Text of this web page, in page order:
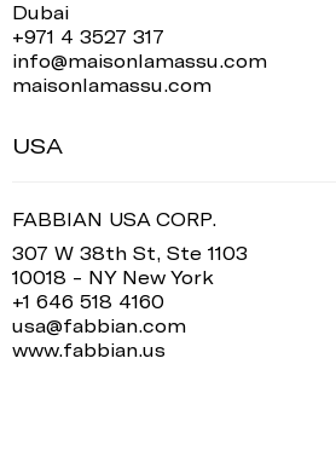
Dubai
+971 4 3527 317
info@maisonlamassu.com
maisonlamassu.com
USA
FABBIAN USA CORP.
307 W 38th St, Ste 1103
10018 - NY New York
+1 646 518 4160
usa@fabbian.com
www.fabbian.us